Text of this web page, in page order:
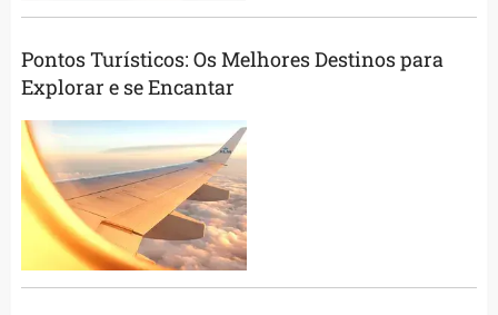
Pontos Turísticos: Os Melhores Destinos para
Explorar e se Encantar